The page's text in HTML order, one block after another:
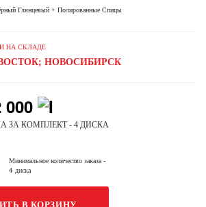
Глянцевый + Полированные Спицы
НА СКЛАДЕ
НОВОСИБИРСК
000
ЗА КОМПЛЕКТ - 4 ДИСКА
Минимальное количество заказа-
4 диска
В КОРЗИНУ